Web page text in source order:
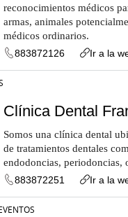
reconocimientos médicos
armas, animales
médicos ordinarios.
883872126
Ir a la
Clínica Dental
Somos una clínica dental
de tratamientos dentales
endodoncias, periodoncias,
883872251
Ir a la